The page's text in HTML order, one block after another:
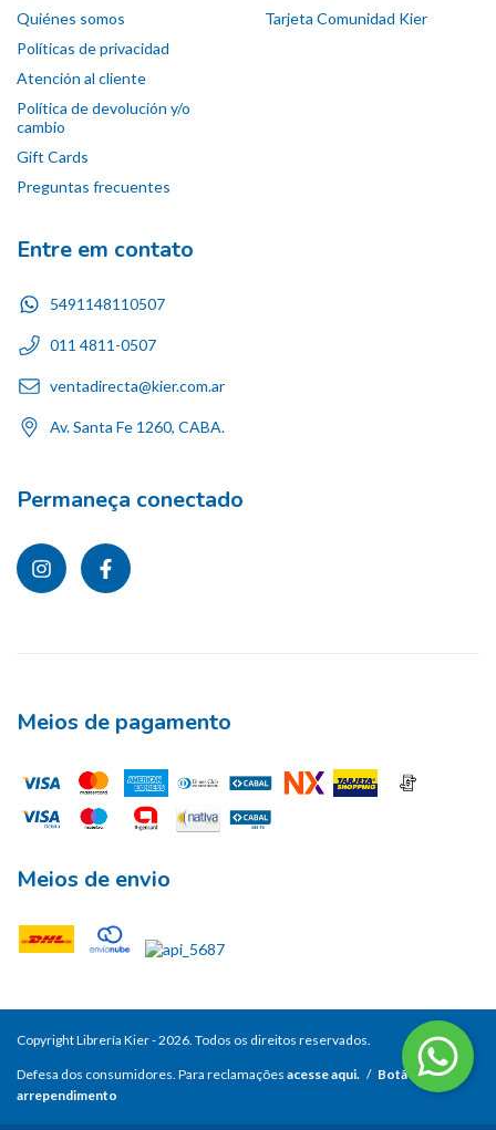
Quiénes somos
Políticas de privacidad
Atención al cliente
Política de devolución y/o
cambio
Gift Cards
Preguntas frecuentes
Tarjeta Comunidad Kier
Entre em contato
5491148110507
011 4811-0507
ventadirecta@kier.com.ar
Av. Santa Fe 1260, CABA.
Permaneça conectado
Meios de pagamento
Meios de envio
Copyright Librería Kier - 2026. Todos os direitos reservados.
Defesa dos consumidores. Para reclamações acesse aqui. / Botão de
arrependimento